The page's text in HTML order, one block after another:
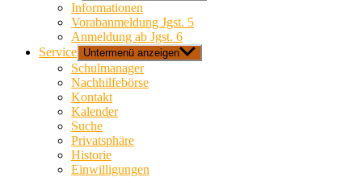
Informationen
Vorabanmeldung Jgst. 5
Anmeldung ab Jgst. 6
Service Untermenü anzeigen
Schulmanager
Nachhilfebörse
Kontakt
Kalender
Suche
Privatsphäre
Historie
Einwilligungen